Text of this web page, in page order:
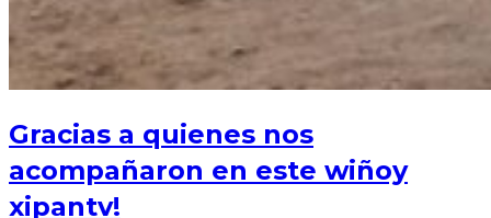
Gracias a quienes nos
acompañaron en este wiñoy
xipantv!